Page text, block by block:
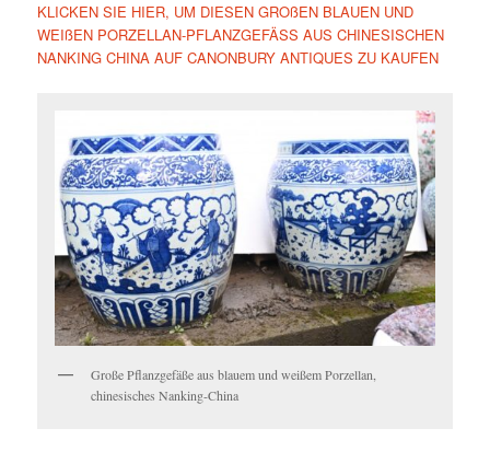
KLICKEN SIE HIER, UM DIESEN GROßEN BLAUEN UND
WEIßEN PORZELLAN-PFLANZGEFÄSS AUS CHINESISCHEN
NANKING CHINA AUF CANONBURY ANTIQUES ZU KAUFEN
Große Pflanzgefäße aus blauem und weißem Porzellan,
chinesisches Nanking-China